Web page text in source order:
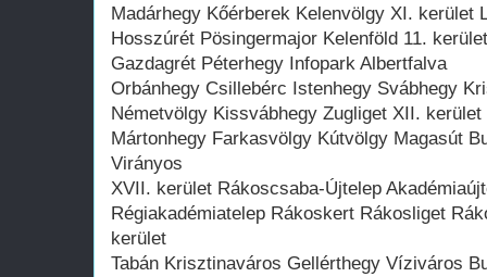
Madárhegy Kőérberek Kelenvölgy XI. kerület
Hosszúrét Pösingermajor Kelenföld 11.
Gazdagrét Péterhegy Infopark Albertfalva
Orbánhegy Csillebérc Istenhegy Svábhegy
Németvölgy Kissvábhegy Zugliget XII.
Mártonhegy Farkasvölgy Kútvölgy Magasút
Virányos
XVII. kerület Rákoscsaba-Újtelep
Régiakadémiatelep Rákoskert Rákosliget
kerület
Tabán Krisztinaváros Gellérthegy Víziváros